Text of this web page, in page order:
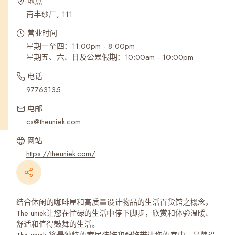
最近搜寻纪录
南丰纱厂, 111
营业时间
星期一至四：11:00pm - 8:00pm
星期五、六、日及公眾假期：10:00am - 10:00pm
电话
97763135
电邮
cs@theuniek.com
网站
https://theuniek.com/
结合休闲的咖啡屋和高质量设计物品的生活百货馆之概念，
The uniek让您在忙碌的生活中停下脚步，欣赏和体验温暖、
舒适和值得鼓舞的生活。